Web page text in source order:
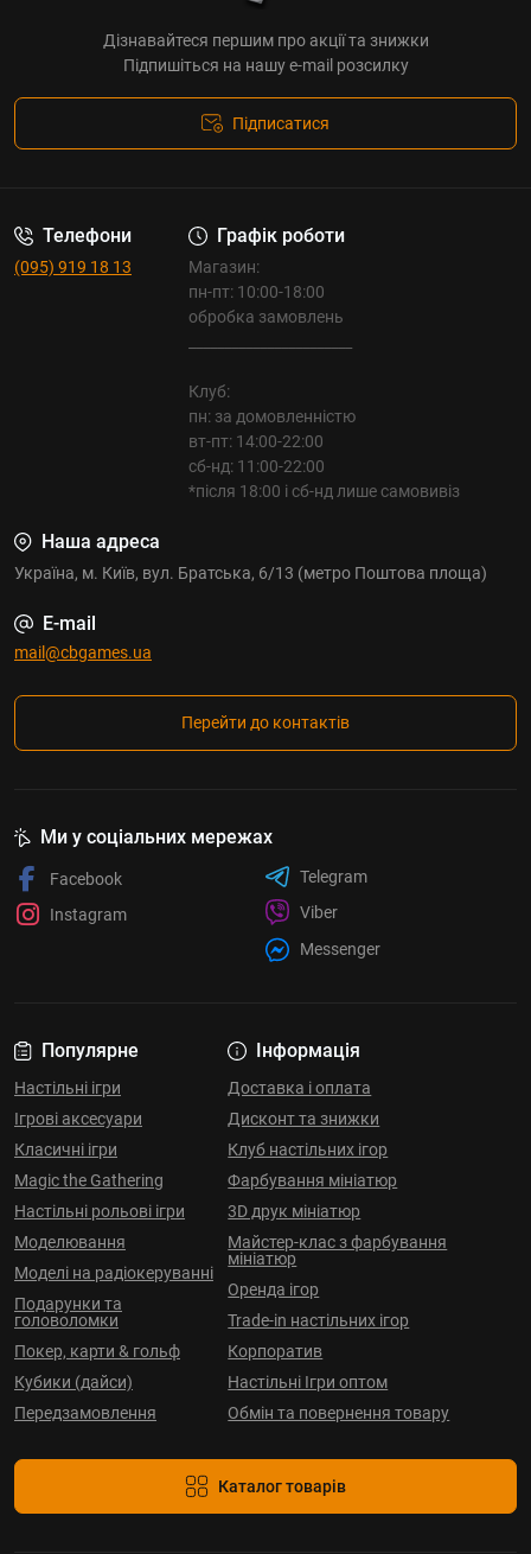
Дізнавайтеся першим про акції та знижки
Підпишіться на нашу e-mail розсилку
Підписатися
Телефони
(095) 919 18 13
Графік роботи
Магазин:
пн-пт: 10:00-18:00
обробка замовлень
Клуб:
пн: за домовленністю
вт-пт: 14:00-22:00
сб-нд: 11:00-22:00
*після 18:00 і сб-нд лише самовивіз
Наша адреса
Україна, м. Київ, вул. Братська, 6/13 (метро Поштова площа)
E-mail
mail@cbgames.ua
Перейти до контактів
Популярне
Настільні ігри
Ігрові аксесуари
Класичні ігри
Magic the Gathering
Настільні рольові ігри
Моделювання
Моделі на радіокеруванні
Подарунки та
головоломки
Покер, карти & гольф
Кубики (дайси)
Передзамовлення
Інформація
Доставка і оплата
Дисконт та знижки
Клуб настільних ігор
Фарбування мініатюр
3D друк мініатюр
Майстер-клас з фарбування
мініатюр
Оренда ігор
Trade-in настільних ігор
Корпоратив
Настільні Ігри оптом
Обмін та повернення товару
Каталог товарів
Ми у соціальних мережах
Facebook
Instagram
Telegram
Viber
Messenger